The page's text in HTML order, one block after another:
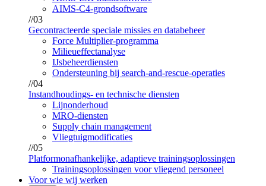
AIMS-C4-grondsoftware
//03
Gecontracteerde speciale missies en databeheer
Force Multiplier-programma
Milieueffectanalyse
IJsbeheerdiensten
Ondersteuning bij search-and-rescue-operaties
//04
Instandhoudings- en technische diensten
Lijnonderhoud
MRO-diensten
Supply chain management
Vliegtuigmodificaties
//05
Platformonafhankelijke, adaptieve trainingsoplossingen
Trainingsoplossingen voor vliegend personeel
Voor wie wij werken